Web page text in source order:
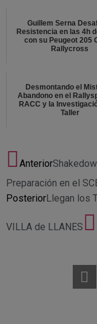
Guillem Serna
Resistencia en las 4h
con su Peugeot 205
Rallycross
Desmontando el
Abandono en el
RACC y la
Taller
Anterior
Preparación en el
PosteriorLlegan los
VILLA de LLANES